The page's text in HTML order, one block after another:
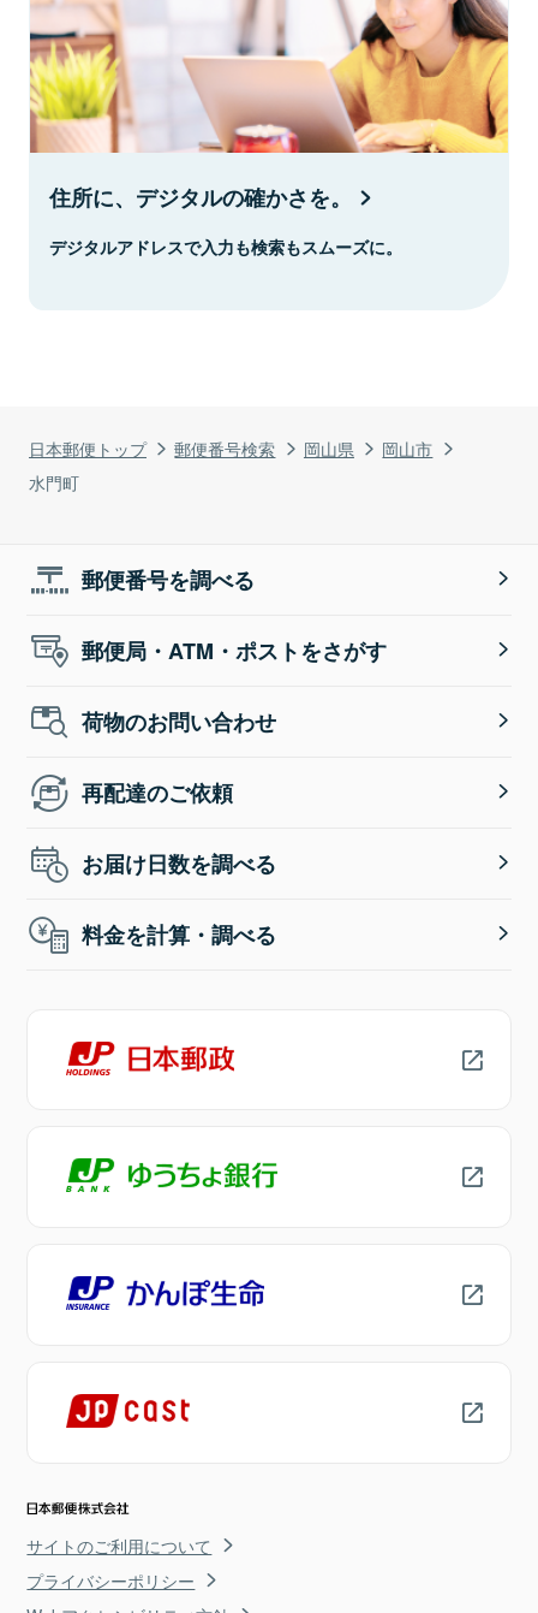
日本郵便トップ 郵便番号検索 岡山県
岡山市
水門町
住所に、デジタルの確かさを。
デジタルアドレスで入力も検索もスムーズに。
郵便番号を調べる
郵便局・ATM・ポストをさがす
荷物のお問い合わせ
再配達のご依頼
お届け日数を調べる
料金を計算・調べる
サイトのご利用について
プライバシーポリシー